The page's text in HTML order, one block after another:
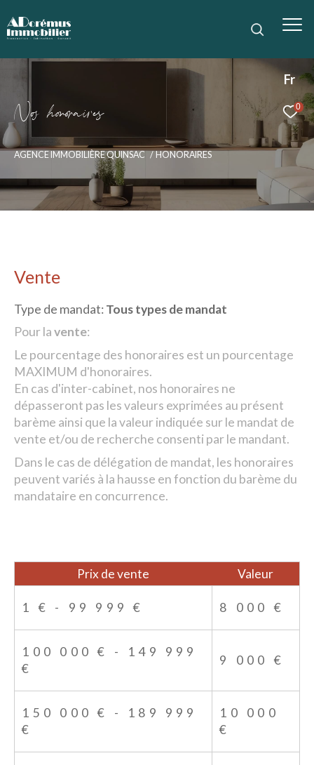
Fr
0
No hooaie
AGENCE IMMOBILIÈRE QUINSAC HONORAIRES
Vente
Type de mandat:Tous types de mandat
Pour lavente:
Le pourcentage des honoraires est un pourcentage
MAXIMUM d'honoraires.
En cas d'inter-cabinet, nos honoraires ne
dépasseront pas les valeurs exprimées au présent
barème ainsi que la valeur indiquée sur le mandat de
vente et/ou de recherche consenti par le mandant.
Dans le cas de délégation de mandat, les honoraires
peuvent variés à la hausse en fonction du barème du
mandataire en concurrence.
Prix de vente Valeur
1 € - 99 999 € 8 000 €
100 000 € - 149 999
€
9 000 €
150 000 € - 189 999
€
10 000
€